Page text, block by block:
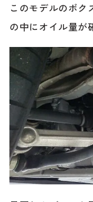
このモデルのボク
の中にオイル量が